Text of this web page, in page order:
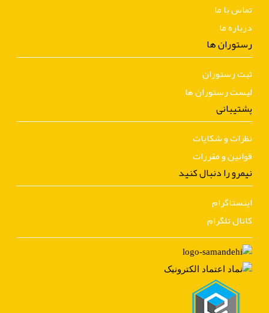
تماس با ما
درباره ما
رستوران ها
ثبت رستوران
لیست رستوران ها
پشتیبانی
نظرات و شکایات
قوانین و مقررات
نیمرو را دنبال کنید
اینستاگرام
کانال تلگرام